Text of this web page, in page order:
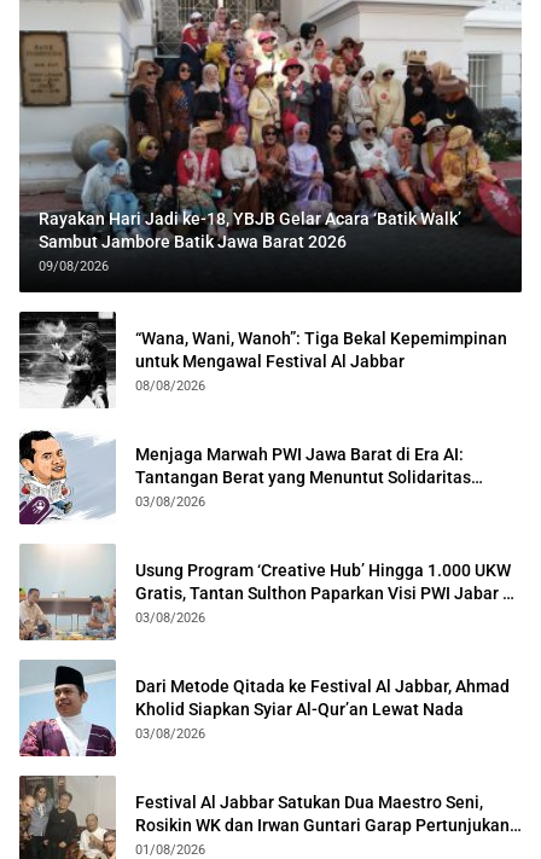
Rayakan Hari Jadi ke-18, YBJB Gelar Acara ‘Batik Walk’
Sambut Jambore Batik Jawa Barat 2026
09/08/2026
“Wana, Wani, Wanoh”: Tiga Bekal Kepemimpinan
untuk Mengawal Festival Al Jabbar
08/08/2026
Menjaga Marwah PWI Jawa Barat di Era AI:
Tantangan Berat yang Menuntut Solidaritas
Lintas Generasi
03/08/2026
Usung Program ‘Creative Hub’ Hingga 1.000 UKW
Gratis, Tantan Sulthon Paparkan Visi PWI Jabar di
Kota Bogor
03/08/2026
Dari Metode Qitada ke Festival Al Jabbar, Ahmad
Kholid Siapkan Syiar Al-Qur’an Lewat Nada
03/08/2026
Festival Al Jabbar Satukan Dua Maestro Seni,
Rosikin WK dan Irwan Guntari Garap Pertunjukan
Kolosal
01/08/2026